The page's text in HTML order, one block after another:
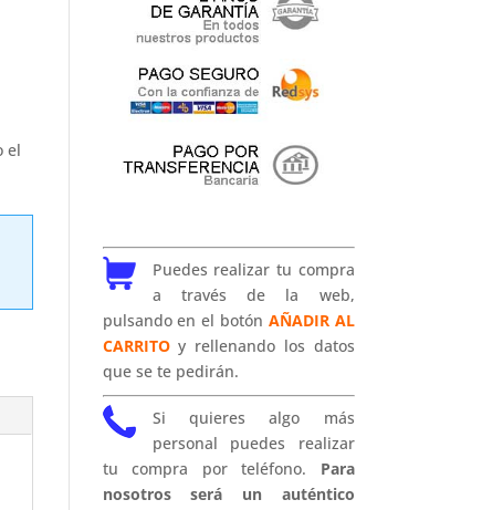
el
Puedes realizar tu compra
a través de la web,
pulsando en el botón AÑADIR AL
CARRITOy rellenando los datos
que se te pedirán.
Si quieres algo más
personal puedes realizar
tu compra por teléfono. Para
nosotros será un auténtico